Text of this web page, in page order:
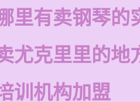
里有卖钢琴的
尤克里里的地
训机构加盟